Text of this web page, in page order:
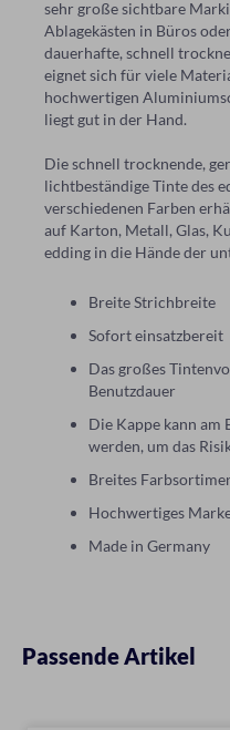
sehr große sichtbare
Ablagekästen in Büros
dauerhafte, schnell
eignet sich für viele
hochwertigen
liegt gut in der Hand.
Die schnell trocknende,
lichtbeständige Tinte des
verschiedenen Farben
auf Karton, Metall, Glas,
edding in die Hände der
Breite Strichbreite
Sofort einsatzbereit
Das großes
Benutzdauer
Die Kappe kann am
werden, um das
Breites
Hochwertiges
Made in Germany
Passende Artikel